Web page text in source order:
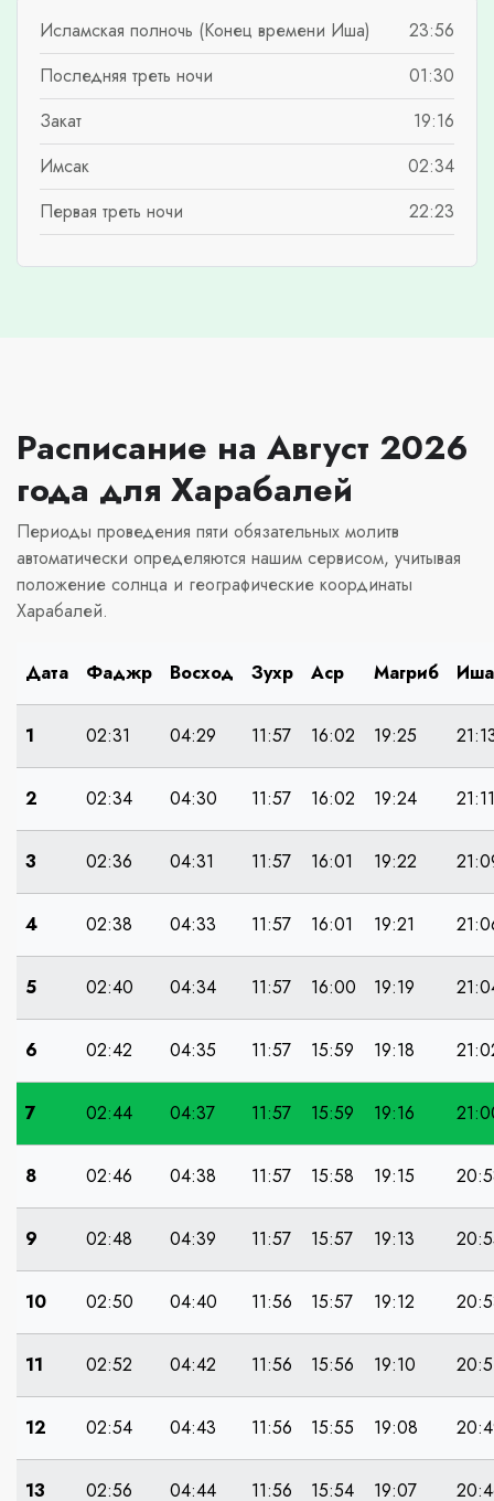
Исламская полночь (Конец времени Иша)
23:56
Последняя треть ночи
01:30
Закат
19:16
Имсак
02:34
Первая треть ночи
22:23
Расписание на Август 2026
года для Харабалей
Периоды проведения пяти обязательных молитв
автоматически определяются нашим сервисом, учитывая
положение солнца и географические координаты
Харабалей.
Дата Фаджр Восход Зухр Аср Магриб Иша
1 02:31 04:29 11:57 16:02 19:25
2 02:34 04:30 11:57 16:02 19:24 21:11
3 02:36 04:31 11:57 16:01 19:22
4 02:38 04:33 11:57 16:01 19:21
5 02:40 04:34 11:57 16:00 19:19
6 02:42 04:35 11:57 15:59 19:18
7 02:44 04:37 11:57 15:59 19:16
8 02:46 04:38 11:57 15:58 19:15
9 02:48 04:39 11:57 15:57 19:13
10 02:50 04:40 11:56 15:57 19:12
11 02:52 04:42 11:56 15:56 19:10
12 02:54 04:43 11:56 15:55 19:08
13 02:56 04:44 11:56 15:54 19:07